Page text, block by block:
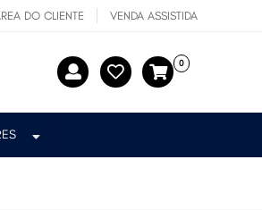
DO CLIENTE VENDA ASSISTIDA
0